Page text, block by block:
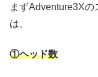
まずAdventure3X
は、
①ヘッド数